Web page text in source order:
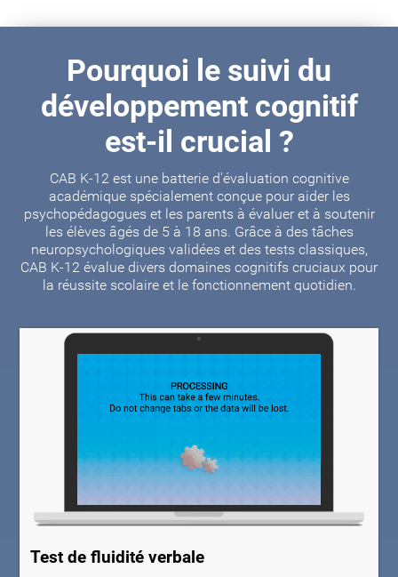
Pourquoi le suivi du
développement cognitif
est-il crucial ?
CAB K-12 est une batterie d'évaluation cognitive
académique spécialement conçue pour aider les
psychopédagogues et les parents à évaluer et à soutenir
les élèves âgés de 5 à 18 ans. Grâce à des tâches
neuropsychologiques validées et des tests classiques,
CAB K-12 évalue divers domaines cognitifs cruciaux pour
la réussite scolaire et le fonctionnement quotidien.
Test de fluidité verbale